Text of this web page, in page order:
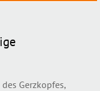
Gerzkopfes,